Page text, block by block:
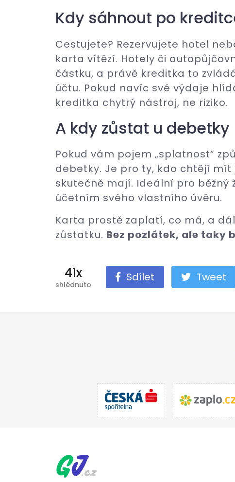
Kdy sáhnout po
Cestujete? Rezervujete hotel
karta vítězí. Hotely či
částku, a právě kreditka to
účtu. Pokud navíc své výdaje
kreditka chytrý nástroj, ne riziko.
A kdy zůstat u debetky
Pokud vám pojem „splatnost“
debetky. Je pro ty, kdo chtějí
skutečně mají. Ideální pro běžný
účetním svého vlastního úvěru.
Karta prostě zaplatí, co má, a
zůstatku. Bez pozlátek, ale taky
41x
shlédnuto
Sdílet Tweet